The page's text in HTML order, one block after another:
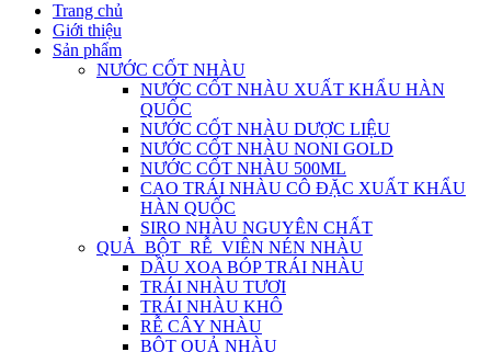
Trang chủ
Giới thiệu
Sản phẩm
NƯỚC CỐT NHÀU
NƯỚC CỐT NHÀU XUẤT KHẨU HÀN
QUỐC
NƯỚC CỐT NHÀU DƯỢC LIỆU
NƯỚC CỐT NHÀU NONI GOLD
NƯỚC CỐT NHÀU 500ML
CAO TRÁI NHÀU CÔ ĐẶC XUẤT KHẨU
HÀN QUỐC
SIRO NHÀU NGUYÊN CHẤT
QUẢ_BỘT_RỄ_VIÊN NÉN NHÀU
DẦU XOA BÓP TRÁI NHÀU
TRÁI NHÀU TƯƠI
TRÁI NHÀU KHÔ
RỄ CÂY NHÀU
BỘT QUẢ NHÀU